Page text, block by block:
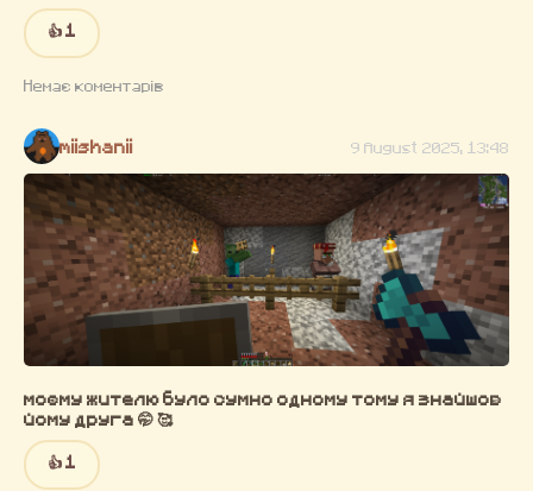
👍 1
Немає коментарів
miishanii 9 August 2025, 13:48
моєму жителю було сумно одному тому я знайшов
йому друга 🤭 🥰
👍 1